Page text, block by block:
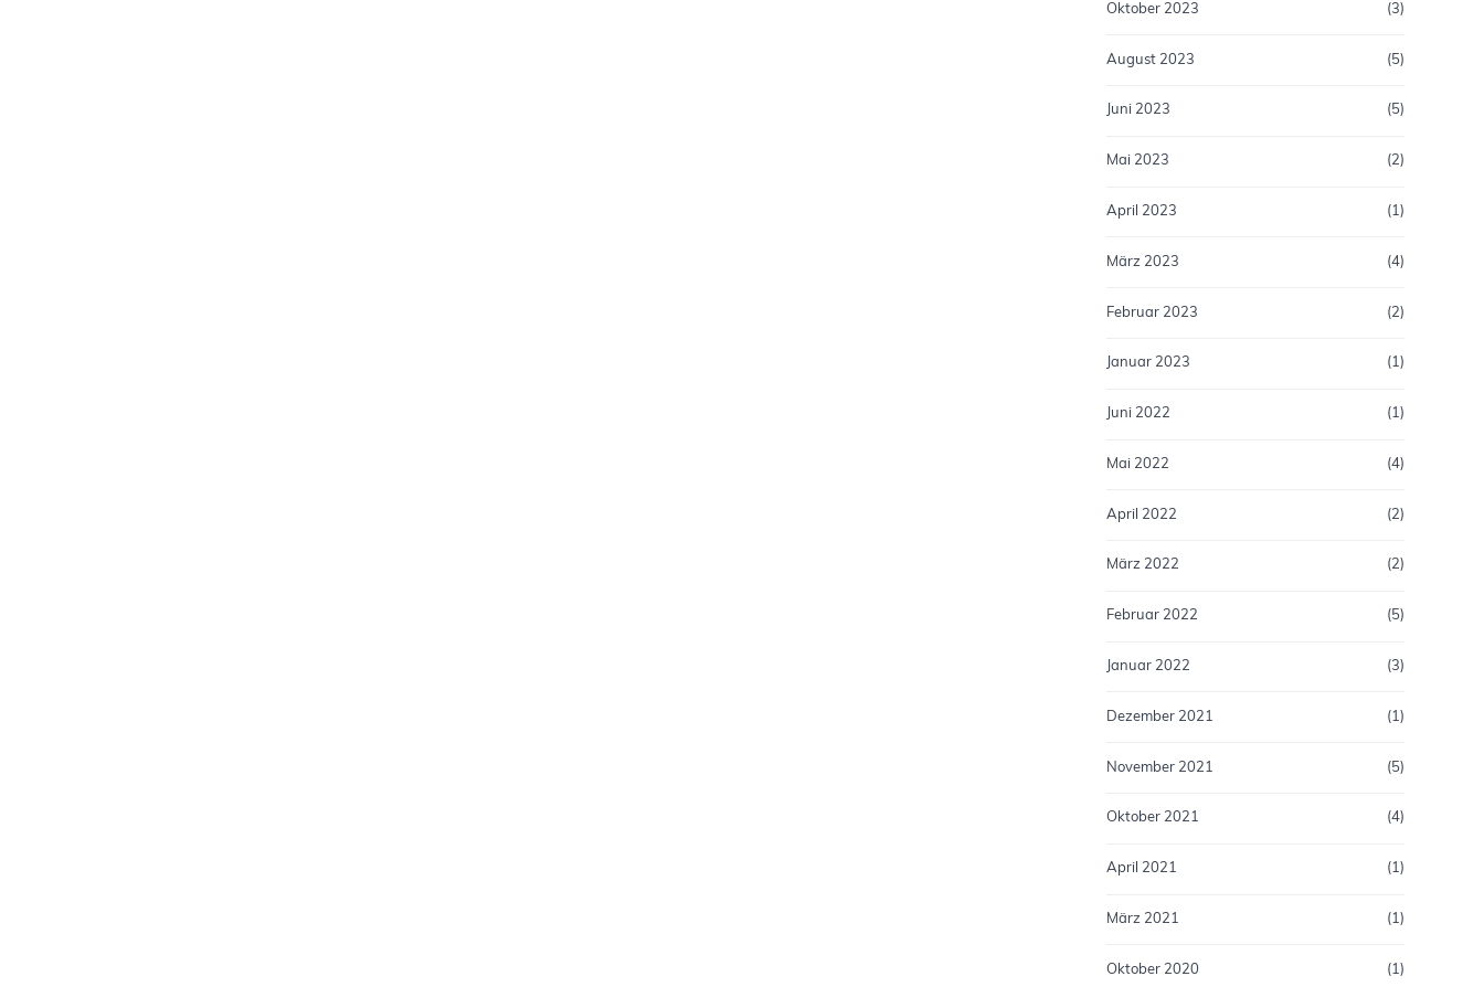
Oktober 2023 (3)
August 2023 (5)
Juni 2023 (5)
Mai 2023 (2)
April 2023 (1)
März 2023 (4)
Februar 2023 (2)
Januar 2023 (1)
Juni 2022 (1)
Mai 2022 (4)
April 2022 (2)
März 2022 (2)
Februar 2022 (5)
Januar 2022 (3)
Dezember 2021 (1)
November 2021 (5)
Oktober 2021 (4)
April 2021 (1)
März 2021 (1)
Oktober 2020 (1)